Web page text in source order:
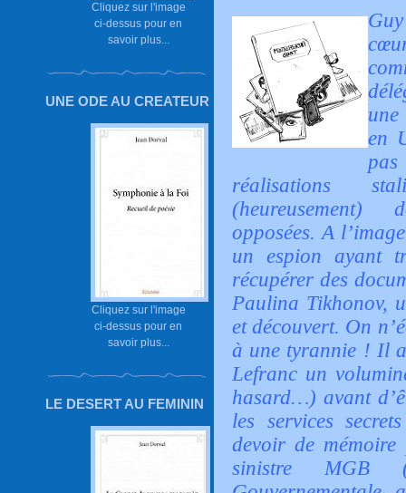
Cliquez sur l'image
ci-dessus pour en
savoir plus...
UNE ODE AU CREATEUR
Cliquez sur l'image
ci-dessus pour en
savoir plus...
LE DESERT AU FEMININ
en
réalisations
(heureusement)
opposées. A
un espion ayant
récupérer des
Paulina Tikhonov,
et découvert. On
à une tyrannie ! Il
Lefranc un
hasard…) avant
les services
devoir de
sinistre MGB